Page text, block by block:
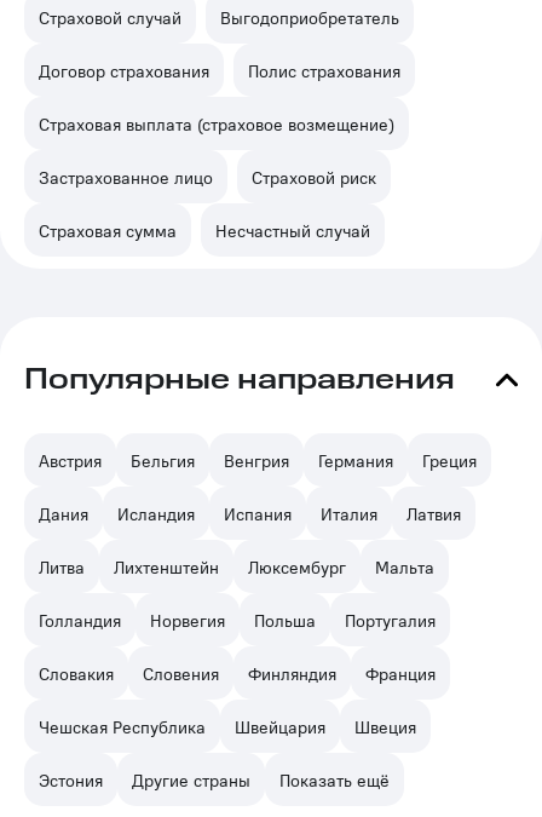
Страховой случай Выгодоприобретатель
Договор страхования Полис страхования
Страховая выплата (страховое возмещение)
Застрахованное лицо Страховой риск
Страховая сумма Несчастный случай
Популярные направления
Австрия Бельгия Венгрия Германия Греция
Дания Исландия Испания Италия Латвия
Литва Лихтенштейн Люксембург Мальта
Голландия Норвегия Польша Португалия
Словакия Словения Финляндия Франция
Чешская Республика Швейцария Швеция
Эстония Другие страны Показать ещё